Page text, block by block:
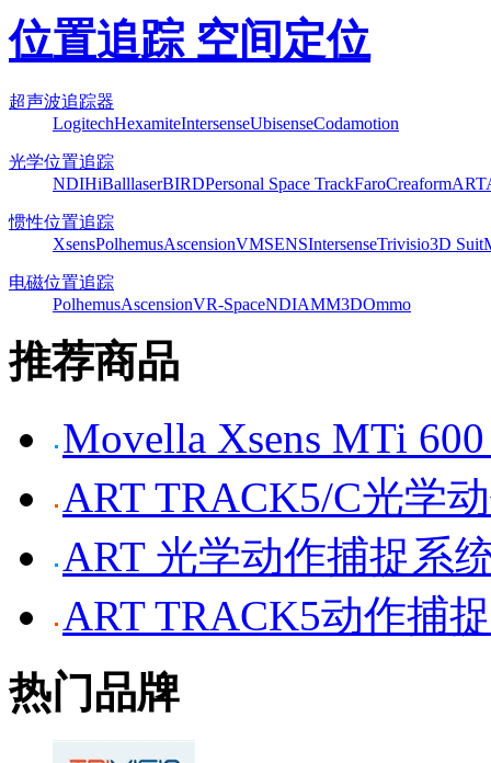
位置追踪 空间定位
超声波追踪器
LogitechHexamiteIntersenseUbisenseCodamotion
光学位置追踪
NDIHiBalllaserBIRDPersonal Space TrackFaroCreaformART
惯性位置追踪
XsensPolhemusAscensionVMSENSIntersenseTrivisio3D Suit
电磁位置追踪
PolhemusAscensionVR-SpaceNDIAMM3DOmmo
推荐商品
Movella Xsens MTi
ART TRACK5/C光学
ART 光学动作捕捉系
ART TRACK5动作捕
热门品牌